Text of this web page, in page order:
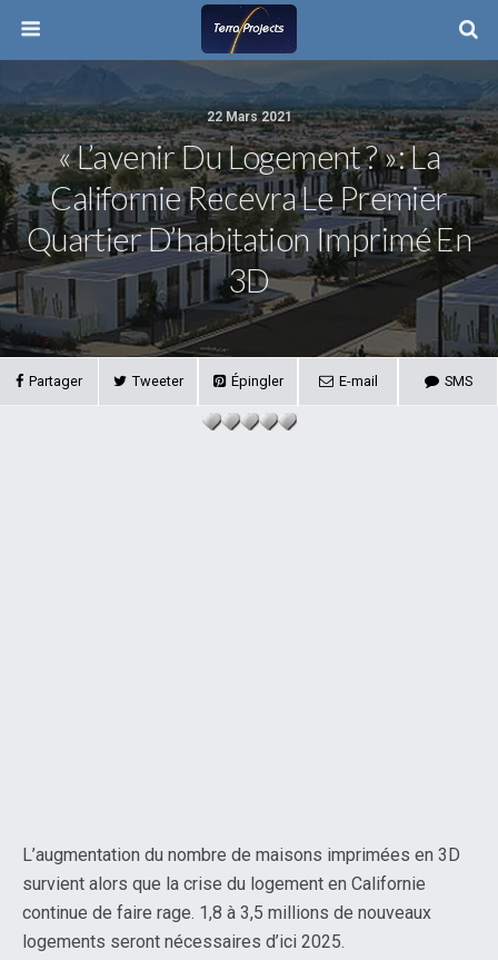
22 Mars 2021
« L’avenir Du Logement ? »: La
Californie Recevra Le Premier
Quartier D’habitation Imprimé En
3D
Partager Tweeter Épingler E-mail SMS
L’augmentation du nombre de maisons imprimées en 3D
survient alors que la crise du logement en Californie
continue de faire rage. 1,8 à 3,5 millions de nouveaux
logements seront nécessaires d’ici 2025.